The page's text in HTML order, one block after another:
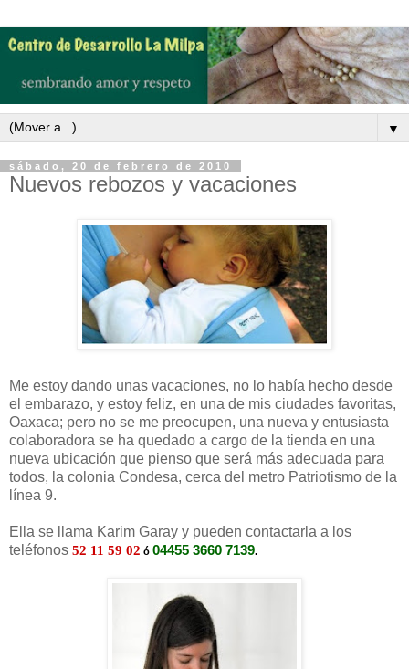
▼
sábado, 20 de febrero de 2010
Nuevos rebozos y vacaciones
Me estoy dando unas vacaciones, no lo había hecho desde
el embarazo, y estoy feliz, en una de mis ciudades favoritas,
Oaxaca; pero no se me preocupen, una nueva y entusiasta
colaboradora se ha quedado a cargo de la tienda en una
nueva ubicación que pienso que será más adecuada para
todos, la colonia Condesa, cerca del metro Patriotismo de la
línea 9.
Ella se llama Karim Garay y pueden contactarla a los
teléfonos 52 11 59 02 ó 04455 3660 7139.